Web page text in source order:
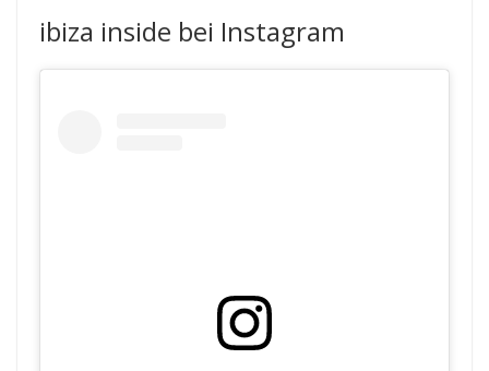
ibiza inside bei Instagram